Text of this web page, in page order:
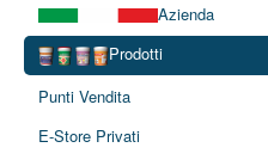
Azienda
Dove Siamo
Lavora con Noi
Idropitture Traspiranti
Azienda
Prodotti
Punti Vendita
E-Store Privati